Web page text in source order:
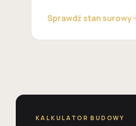
Sprawdź stan surowy
KALKULATOR BUDOWY